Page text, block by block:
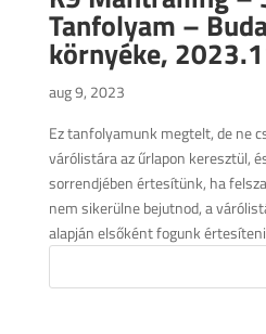
Tanfolyam –
környéke,
aug 9, 2023
Ez tanfolyamunk megtelt, de ne
várólistára az űrlapon keresztül,
sorrendjében értesítünk, ha
nem sikerülne bejutnod, a
alapján elsőként fogunk